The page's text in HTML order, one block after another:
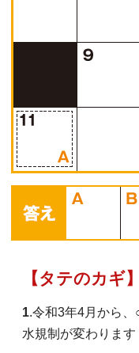
【タテのカギ】
1.令和3年4月から
水規制が変わります